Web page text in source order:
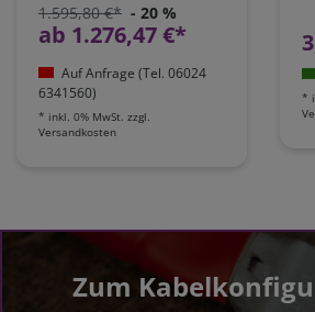
1.595,80 €* - 20 %
ab 1.276,47 €*
Auf Anfrage (Tel. 06024
6341560)
* inkl. 0% MwSt. zzgl.
Versandkosten
*
Zum